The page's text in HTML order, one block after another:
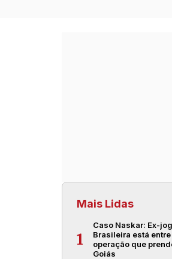
Mais Lidas
1
Caso Naskar: Ex-
Brasileira está
operação que
Goiás